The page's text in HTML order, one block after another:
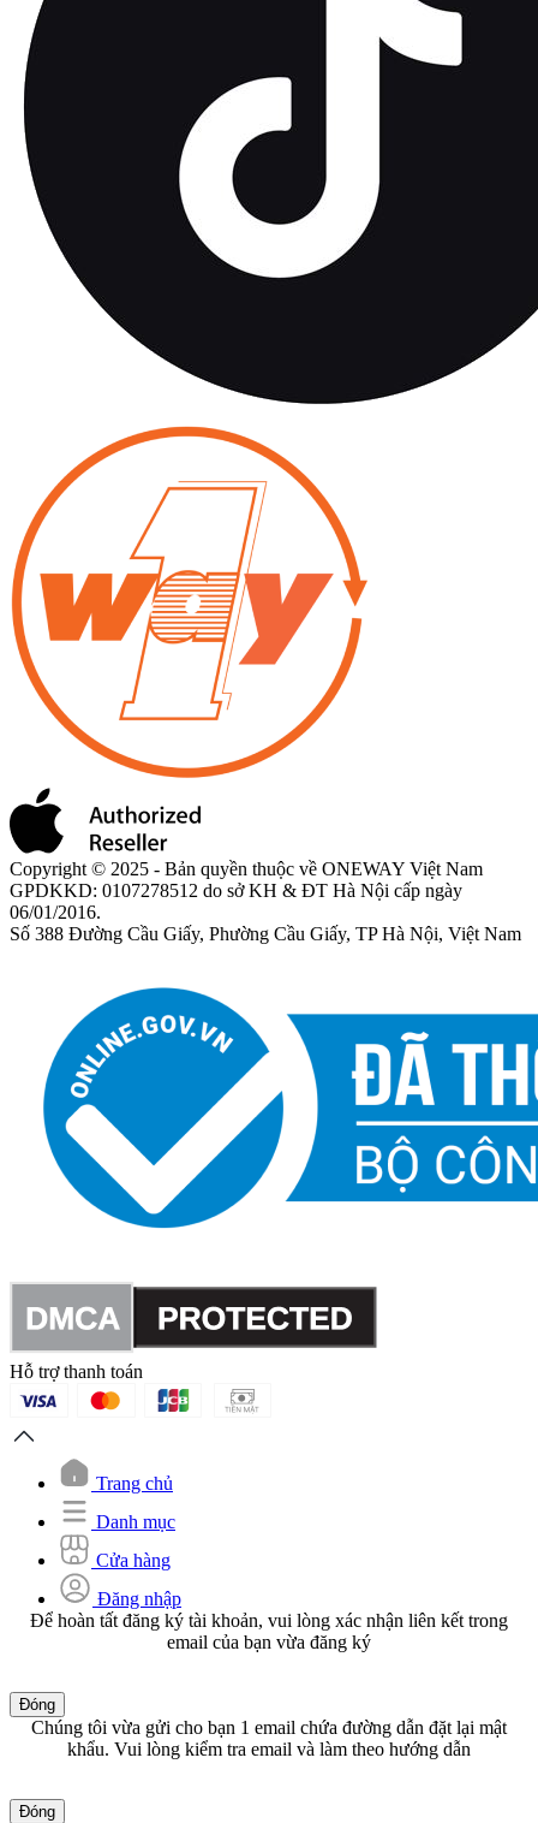
Copyright © 2025 - Bản quyền thuộc về ONEWAY Việt Nam
GPDKKD: 0107278512 do sở KH & ĐT Hà Nội cấp ngày
06/01/2016.
Số 388 Đường Cầu Giấy, Phường Cầu Giấy, TP Hà Nội, Việt Nam
Hỗ trợ thanh toán
Trang chủ
Danh mục
Cửa hàng
Đăng nhập
Để hoàn tất đăng ký tài khoản, vui lòng xác nhận liên kết trong
email của bạn vừa đăng ký
Đóng
Chúng tôi vừa gửi cho bạn 1 email chứa đường dẫn đặt lại mật
khẩu. Vui lòng kiểm tra email và làm theo hướng dẫn
Đóng